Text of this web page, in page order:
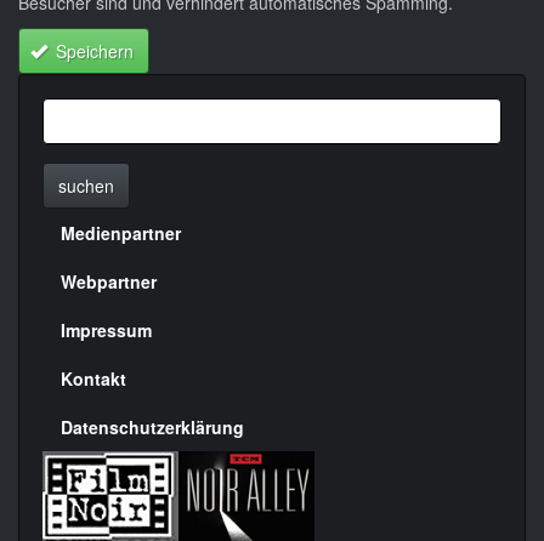
Speichern
suchen
Menülinks
rechte
Seite
Medienpartner
Webpartner
Impressum
Kontakt
Datenschutzerklärung